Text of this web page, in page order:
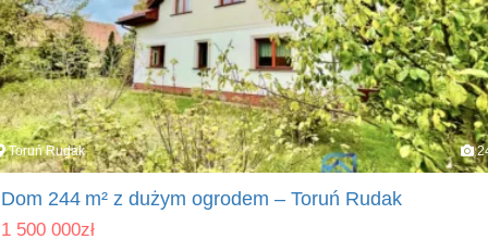
Toruń Rudak
Dom 244 m² z dużym ogrodem – Toruń Rudak
1 500 000zł